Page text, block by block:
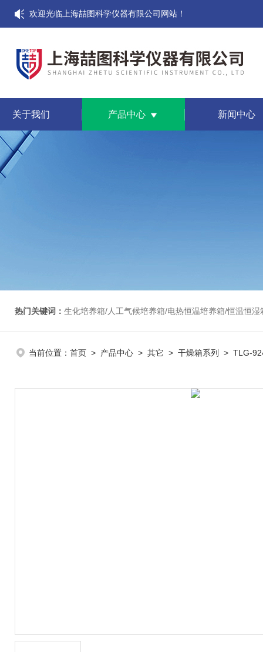
欢迎光临上海喆图科学仪器有限公司网站！
关于我们 产品中心 新闻中心
热门关键词： 生化培养箱/人工气候培养箱/电热恒温培养箱/恒温恒湿箱/光照培养箱/二氧化碳培养箱
当前位置： 首页 > 产品中心 > 其它 > 干燥箱系列 > TLG-